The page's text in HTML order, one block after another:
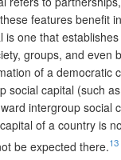
features benefit
is one that
groups, and even
of a democratic
social capital (such
intergroup social
of a country is
be expected there.13